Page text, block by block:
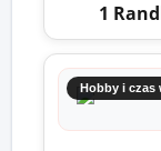
1
Hobby i czas